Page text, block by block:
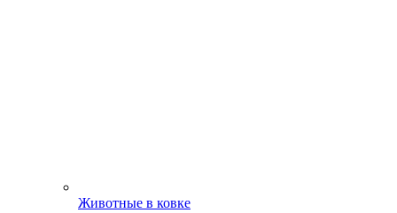
Животные в ковке